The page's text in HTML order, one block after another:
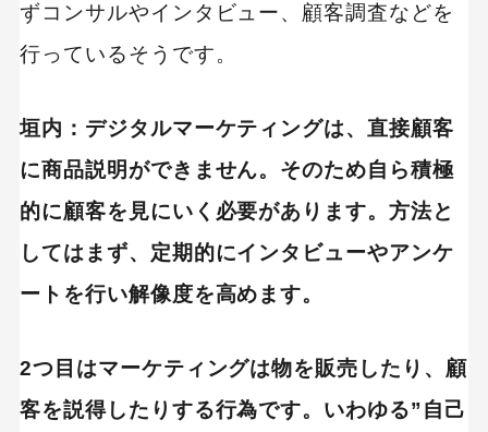
ずコンサルやインタビュー、顧客調査などを
行っているそうです。
垣内：デジタルマーケティングは、直接顧客
に商品説明ができません。そのため自ら積極
的に顧客を見にいく必要があります。方法と
してはまず、定期的にインタビューやアンケ
ートを行い解像度を高めます。
2つ目はマーケティングは物を販売したり、顧
客を説得したりする行為です。いわゆる”自己